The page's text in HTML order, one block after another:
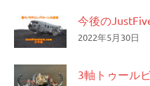
今後の
2022年5月30日
3軸トゥール